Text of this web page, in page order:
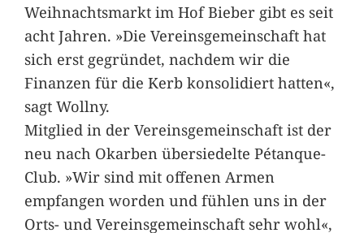
Weihnachtsmarkt im Hof Bieber gibt es seit
acht Jahren. »Die Vereinsgemeinschaft hat
sich erst gegründet, nachdem wir die
Finanzen für die Kerb konsolidiert hatten«,
sagt Wollny.
Mitglied in der Vereinsgemeinschaft ist der
neu nach Okarben übersiedelte Pétanque-
Club. »Wir sind mit offenen Armen
empfangen worden und fühlen uns in der
Orts- und Vereinsgemeinschaft sehr wohl«,